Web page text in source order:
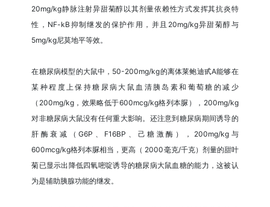
20mg/kg静脉注射异甜菊醇以其剂量依赖性方式发挥其抗炎特
性，NF-kB抑制继发的保护作用，并且20mg/kg异甜菊醇与
5mg/kg尼莫地平等效。
在糖尿病模型的大鼠中，50-200mg/kg的离体莱鲍迪甙A能够在
某种程度上保持糖尿病大鼠血清胰岛素和葡萄糖的减少
（200mg/kg，效果略低于600mcg/kg格列本脲），200mg/kg
对非糖尿病大鼠没有任何重大影响。还注意到糖尿病期间诱导的
肝酶衰减（G6P、F16BP、己糖激酶），200mg/kg与
600mcg/kg格列本脲相当，更高（ 2000毫克/千克）剂量的甜叶
菊已显示出降低四氧嘧啶诱导的糖尿病大鼠血糖的能力，这被认
为是辅助胰腺功能的继发。